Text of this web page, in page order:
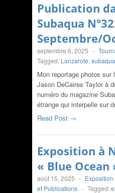
Publication
Subaqua
Septembre/
septembre 6, 2025 -
Tagged: Lanzarote, subaqua
Mon reportage photos
Jason DeCaires Taylor à
numéro du magazine
étrange qui interpelle sur
Read Post →
Exposition à
« Blue Ocean
août 15, 2025 -
et Publications - Tagged: